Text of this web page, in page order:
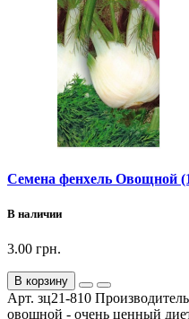
Семена фенхель Овощной
В наличии
3.00 грн.
В корзину
Арт. зц21-810
овощной - очень ценный